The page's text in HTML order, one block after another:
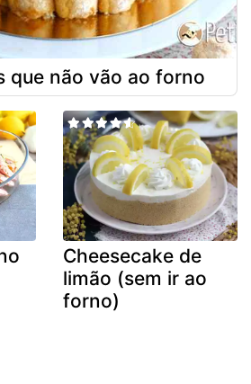
que não vão ao forno
Cheesecake de
limão (sem ir ao
forno)